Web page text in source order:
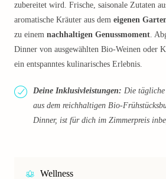
zubereitet wird. Frische, saisonale Zutaten
aromatische Kräuter aus dem eigenen
zu einem nachhaltigen Genussmoment.
Dinner von ausgewählten Bio-Weinen oder
ein entspanntes kulinarisches Erlebnis.
Deine Inklusivleistungen: Die tägliche
aus dem reichhaltigen Bio-
Dinner, ist für dich im Zimmerpreis
Wellness